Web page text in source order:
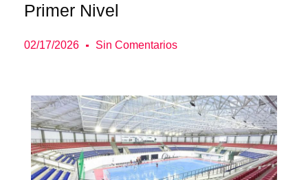
Primer Nivel
02/17/2026 Sin Comentarios